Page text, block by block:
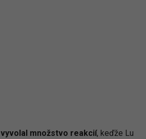
množstvo reakcií, keďže Lu